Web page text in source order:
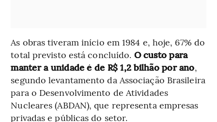
As obras tiveram início em 1984 e, hoje, 67% do
total previsto está concluído. O custo para
manter a unidade é de R$ 1,2 bilhão por ano,
segundo levantamento da Associação Brasileira
para o Desenvolvimento de Atividades
Nucleares (ABDAN), que representa empresas
privadas e públicas do setor.